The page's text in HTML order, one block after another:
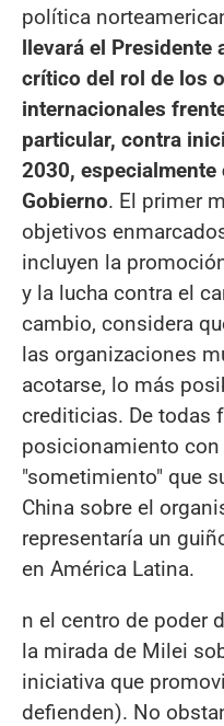
política
llevará el Presidente
crítico del rol de los
internacionales
particular, contra
2030,
Gobierno. El primer
objetivos
incluyen la
y la lucha contra el
cambio, considera
las organizaciones
acotarse, lo más
crediticias. De todas
posicionamiento
"sometimiento" que
China sobre el
representaría un
en América Latina.
n el centro de poder
la mirada de Milei
iniciativa que
defienden). No